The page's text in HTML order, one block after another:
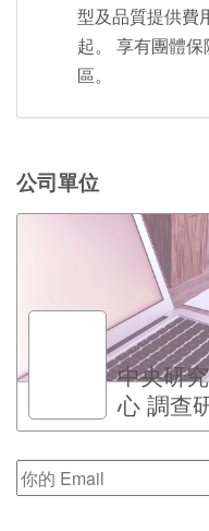
型及品質提供費
起。 享有團體
區。
公司單位
中央研
心 調查